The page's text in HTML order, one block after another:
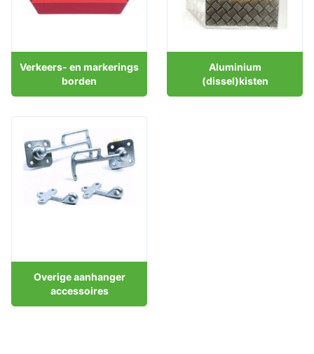
Verkeers- en markerings
borden
Aluminium
(dissel)kisten
Overige aanhanger
accessoires